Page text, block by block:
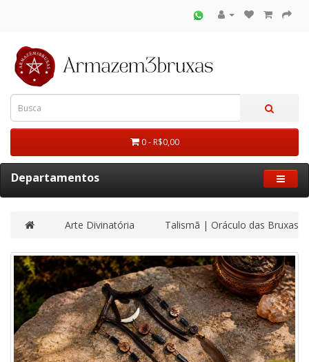
0 - R$0,00
Departamentos
Arte Divinatória Talismã | Oráculo das Bruxas